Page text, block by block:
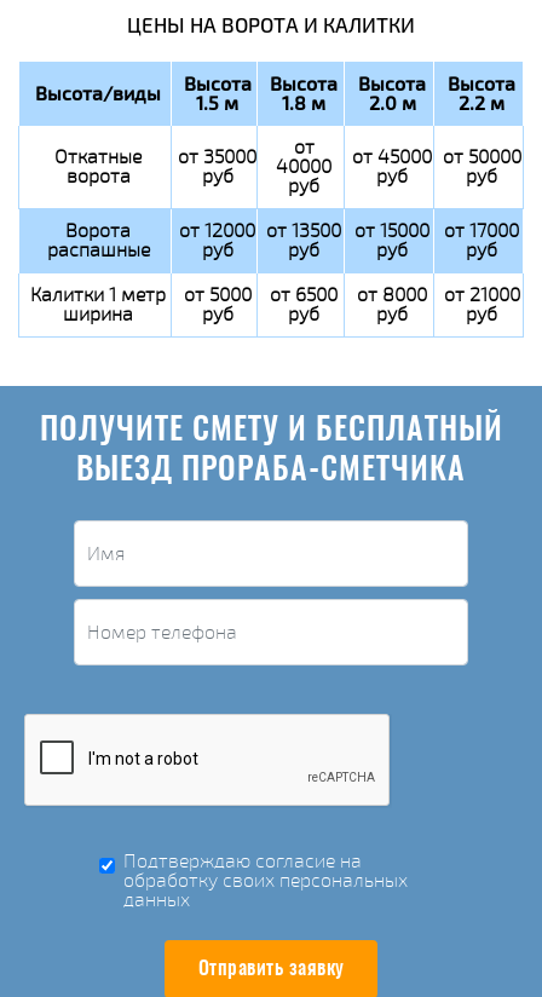
ЦЕНЫ НА ВОРОТА И КАЛИТКИ
Высота/виды Высота
1.5 м
Высота
1.8 м
Высота
2.0 м
Высота
2.2 м
Откатные
ворота
от 35000
руб
от
40000
руб
от 45000
руб
от 50000
руб
Ворота
распашные
от 12000
руб
от 13500
руб
от 15000
руб
от 17000
руб
Калитки 1 метр
ширина
от 5000
руб
от 6500
руб
от 8000
руб
от 21000
руб
ПОЛУЧИТЕ СМЕТУ И БЕСПЛАТНЫЙ
ВЫЕЗД ПРОРАБА-СМЕТЧИКА
Подтверждаю согласие на
обработку своих персональных
данных
Отправить заявку